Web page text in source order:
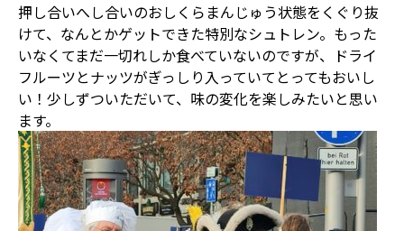
押し合いへし合いのおしくらまんじゅう状態をくぐり抜
けて、なんとかゲットできた特別なシュトレン。もった
いなくてまだ一切れしか食べていないのですが、ドライ
フルーツとナッツがぎっしり入っていてとってもおいし
い！少しずついただいて、味の変化を楽しみたいと思い
ます。